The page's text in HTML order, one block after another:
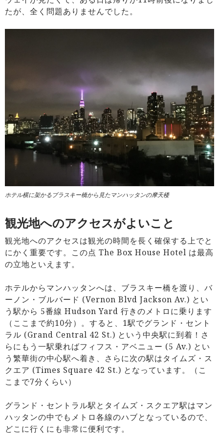
たが、全く問題ありませんでした。
ホテル横に架かるブラスキー橋から見たマンハッタンの摩天楼
観光地へのアクセスがよいこと
観光地へのアクセスは観光の時間を長く確保する上でと
にかく重要です。この点 The Box House Hotel は最高
の立地といえます。
ホテルからマンハッタンへは、ブラスキー橋を渡り、バ
ーノン・ブルバード (Vernon Blvd Jackson Av.) とい
う駅から 5番線 Hudson Yard 行きのメトロに乗ります
（ここまで約10分）。すると、1駅でグランド・セント
ラル (Grand Central 42 St.) という中央駅に到着！さ
らにもう一駅乗ればフィフス・アベニュー (5 Av.) とい
う繁華街の中心駅へ着き、さらに次の駅はタイムズ・ス
クエア (Times Square 42 St.) となっています。（こ
こまで7分くらい）
グランド・セントラル駅とタイムズ・スクエア駅はマン
ハッタンの中でもメトロ各線のハブとなっているので、
どこに行くにも非常に便利です。